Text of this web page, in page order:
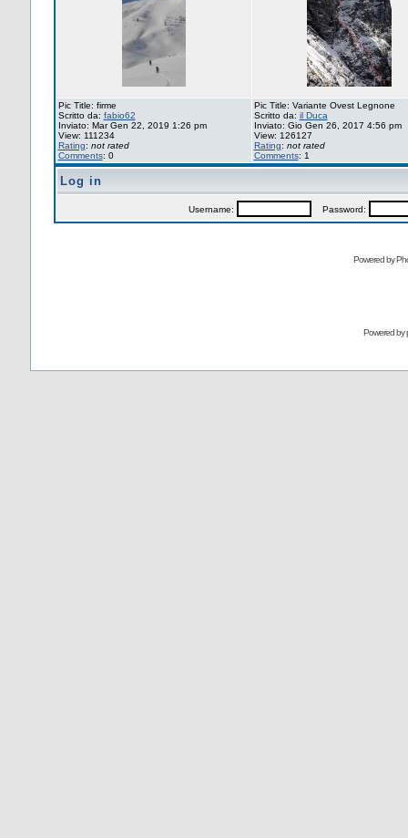
Pic Title: firme
Scritto da: fabio62
Inviato: Mar Gen 22, 2019 1:26 pm
View: 111234
Rating: not rated
Comments: 0
Pic Title: Variante Ovest Legnone
Scritto da: il Duca
Inviato: Gio Gen 26, 2017 4:56 pm
View: 126127
Rating: not rated
Comments: 1
Log in
Username: Password:
Powered by
Powered by